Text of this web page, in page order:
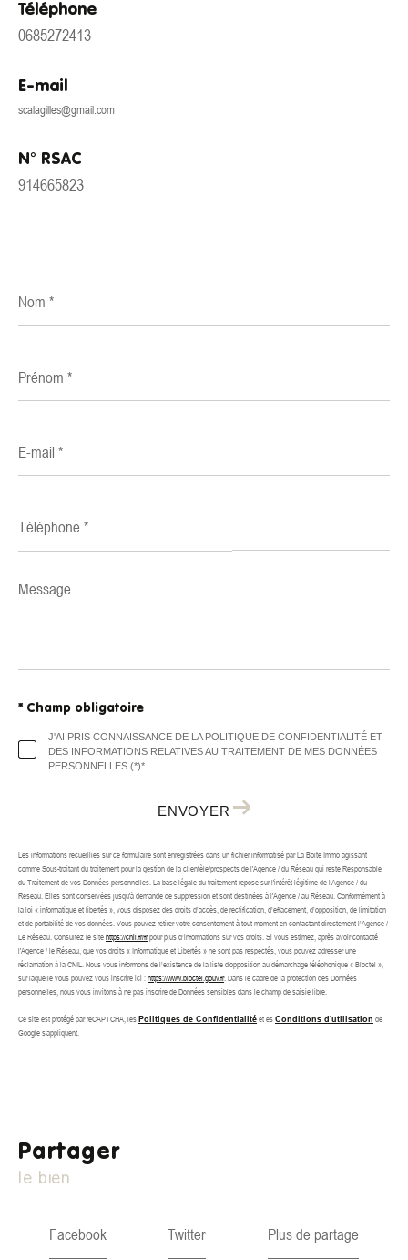
Téléphone
0685272413
E-mail
scalagilles@gmail.com
N° RSAC
914665823
*
*
mail
*
*
Message
*
J'AI PRIS CONNAISSANCE DE LA POLITIQUE DE CONFIDENTIALITÉ ET
DES INFORMATIONS RELATIVES AU TRAITEMENT DE MES DONNÉES
PERSONNELLES (*)*
* Champ obligatoire
ENVOYER
Les informations recueillies sur ce formulaire sont enregistrées dans un fichier informatisé par La Boite Immo agissant
comme Sous-traitant du traitement pour la gestion de la clientèle/prospects de l'Agence / du Réseau qui reste Responsable
du Traitement de vos Données personnelles. La base légale du traitement repose sur l'intérêt légitime de l'Agence / du
Réseau. Elles sont conservées jusqu'à demande de suppression et sont destinées à l'Agence / au Réseau. Conformément à
la loi « informatique et libertés », vous disposez des droits d’accès, de rectification, d’effacement, d’opposition, de limitation
et de portabilité de vos données. Vous pouvez retirer votre consentement à tout moment en contactant directement l’Agence /
Le Réseau. Consultez le site https://cnil.fr/frpour plus d’informations sur vos droits. Si vous estimez, après avoir contacté
l'Agence / le Réseau, que vos droits « Informatique et Libertés » ne sont pas respectés, vous pouvez adresser une
réclamation à la CNIL. Nous vous informons de l’existence de la liste d'opposition au démarchage téléphonique « Bloctel »,
sur laquelle vous pouvez vous inscrire ici : https://www.bloctel.gouv.fr. Dans le cadre de la protection des Données
personnelles, nous vous invitons à ne pas inscrire de Données sensibles dans le champ de saisie libre.
Ce site est protégé par reCAPTCHA, les Politiques de Confidentialité et es Conditions d'utilisation de
Google s'appliquent.
partager
le bien
Facebook Twitter Plus de partage